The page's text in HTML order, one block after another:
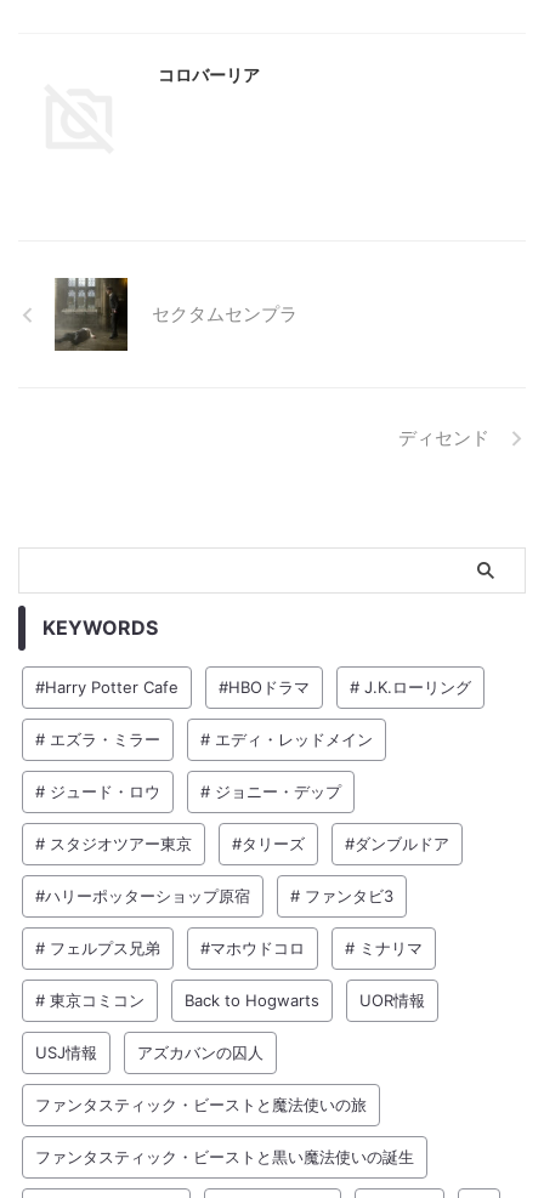
コロバーリア
セクタムセンプラ
ディセンド
KEYWORDS
#Harry Potter Cafe #HBOドラマ # J.K.ローリング
# エズラ・ミラー # エディ・レッドメイン
# ジュード・ロウ # ジョニー・デップ
# スタジオツアー東京 #タリーズ #ダンブルドア
#ハリーポッターショップ原宿 # ファンタビ3
# フェルプス兄弟 #マホウドコロ # ミナリマ
# 東京コミコン Back to Hogwarts UOR情報
USJ情報 アズカバンの囚人
ファンタスティック・ビーストと魔法使いの旅
ファンタスティック・ビーストと黒い魔法使いの誕生